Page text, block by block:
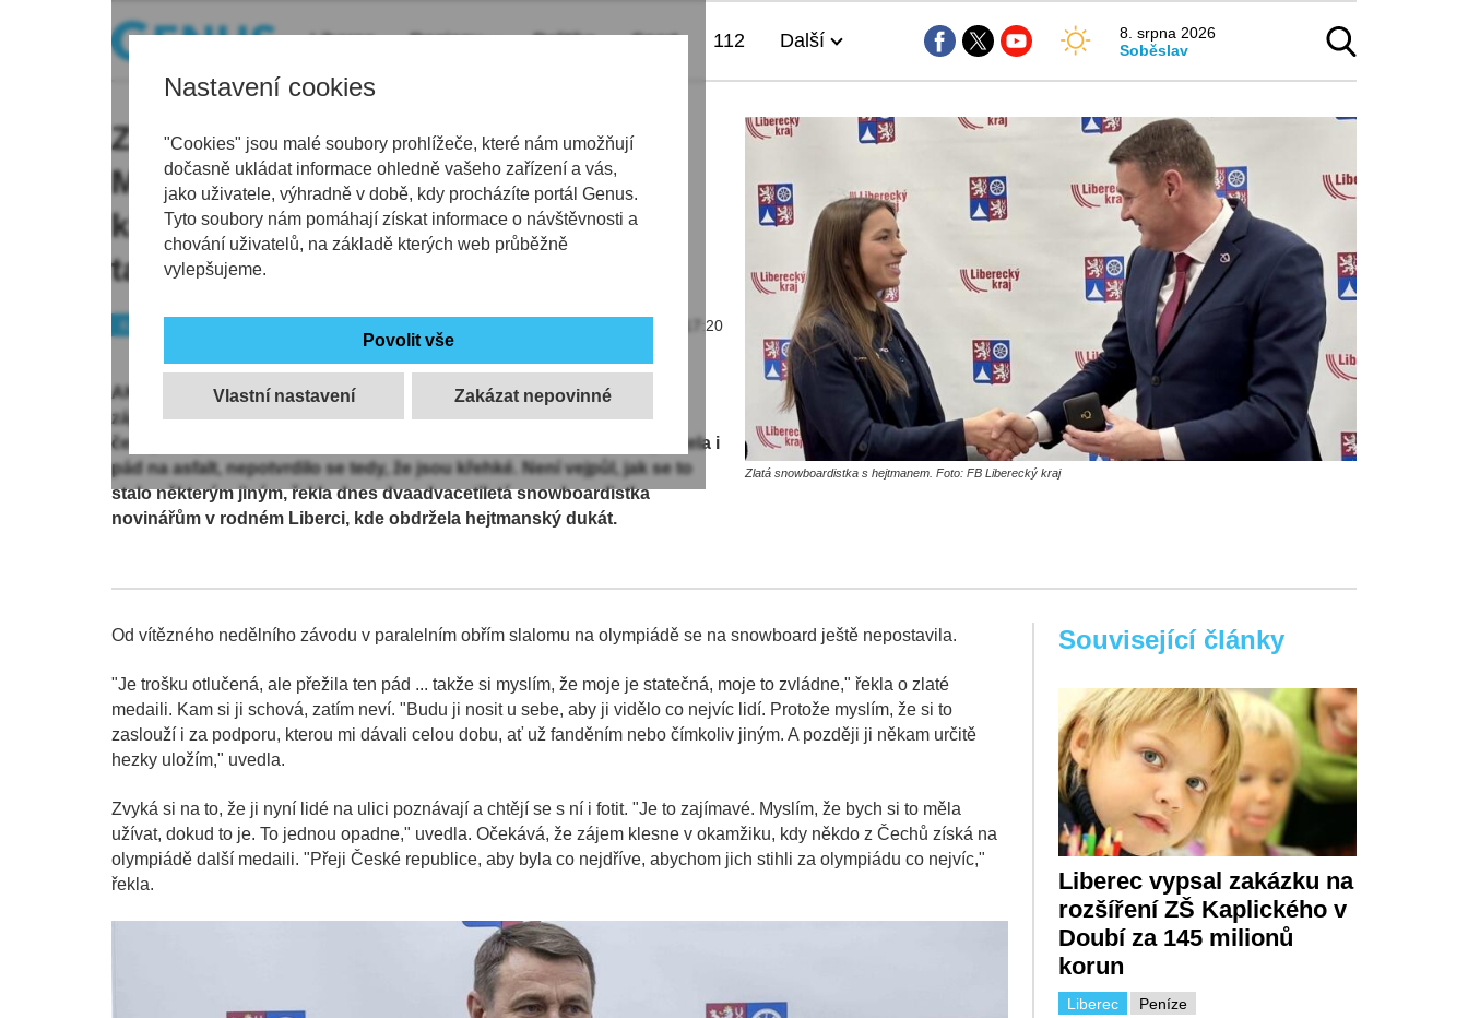
Nastavení cookies
"Cookies" jsou malé soubory prohlížeče, které nám umožňují
dočasně ukládat informace ohledně vašeho zařízení a vás,
jako uživatele, výhradně v době, kdy procházíte portál Genus.
Tyto soubory nám pomáhají získat informace o návštěvnosti a
chování uživatelů, na základě kterých web průběžně
vylepšujeme.
Vlastní nastavení
Liberec Regiony Politika Sport 112 Další
8. srpna 2026
Soběslav
Zlatá snowboardistka Zuzana
Maděrová bude na Ještědu se svým
klubem Seveřani SNB. Příští sobotu
tam má i autogramiádu
Kraj 12.02.2026 | 17:20
AKTUALIZOVÁNO: Olympijská vítězka Zuzana Maděrová si zvýšený
zájem o svoji osobu zatím užívá. Předpokládá, že opadne, až další z
českých sportovců získá na OH v Itálii medaili. Její zlatá medaile vydržela i
pád na asfalt, nepotvrdilo se tedy, že jsou křehké. Není vejpůl, jak se to
stalo některým jiným, řekla dnes dvaadvacetiletá snowboardistka
novinářům v rodném Liberci, kde obdržela hejtmanský dukát.
Zlatá snowboardistka s hejtmanem. Foto: FB Liberecký kraj
Od vítězného nedělního závodu v paralelním obřím slalomu na olympiádě se na snowboard ještě nepostavila.
"Je trošku otlučená, ale přežila ten pád ... takže si myslím, že moje je statečná, moje to zvládne," řekla o zlaté
medaili. Kam si ji schová, zatím neví. "Budu ji nosit u sebe, aby ji vidělo co nejvíc lidí. Protože myslím, že si to
zaslouží i za podporu, kterou mi dávali celou dobu, ať už fanděním nebo čímkoliv jiným. A později ji někam určitě
hezky uložím," uvedla.
Zvyká si na to, že ji nyní lidé na ulici poznávají a chtějí se s ní i fotit. "Je to zajímavé. Myslím, že bych si to měla
užívat, dokud to je. To jednou opadne," uvedla. Očekává, že zájem klesne v okamžiku, kdy někdo z Čechů získá na
olympiádě další medaili. "Přeji České republice, aby byla co nejdříve, abychom jich stihli za olympiádu co nejvíc,"
řekla.
Související články
Liberec vypsal zakázku na
rozšíření ZŠ Kaplického v
Doubí za 145 milionů
korun
Liberec Peníze